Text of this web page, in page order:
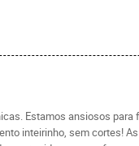
Estamos ansiosos
inteirinho, sem cortes!